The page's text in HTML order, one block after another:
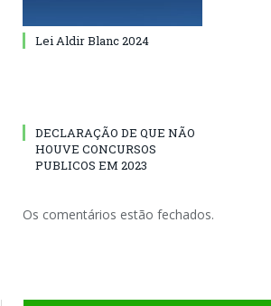
Lei Aldir Blanc 2024
DECLARAÇÃO DE QUE NÃO
HOUVE CONCURSOS
PUBLICOS EM 2023
Os comentários estão fechados.